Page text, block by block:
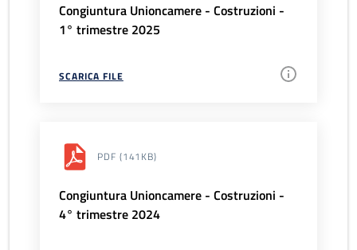
Congiuntura Unioncamere - Costruzioni -
1° trimestre 2025
SCARICA FILE
PDF (141KB)
Congiuntura Unioncamere - Costruzioni -
4° trimestre 2024